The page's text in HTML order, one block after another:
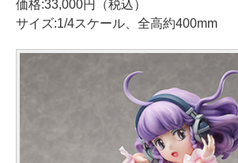
価格:33,000円（税込）
サイズ:1/4スケール、全高約400mm